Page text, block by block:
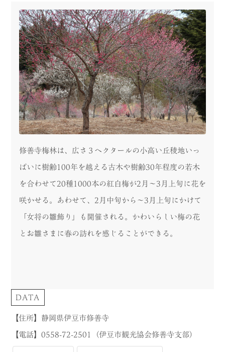
修善寺梅林は、広さ３ヘクタールの小高い丘稜地いっ
ぱいに樹齢100年を越える古木や樹齢30年程度の若木
を合わせて20種1000本の紅白梅が2月～3月上旬に花を
咲かせる。あわせて、2月中旬から～3月上旬にかけて
「女将の雛飾り」も開催される。かわいらしい梅の花
とお雛さまに春の訪れを感じることができる。
DATA
【住所】静岡県伊豆市修善寺
【電話】0558-72-2501（伊豆市観光協会修善寺支部）